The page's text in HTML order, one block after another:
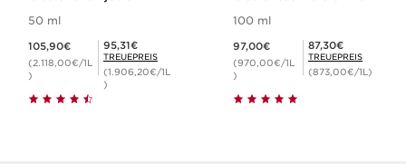
(nachfüllbar)
50 ml
105,90€
(2.118,00€/1L
)
Mitgliederpreis 95,31€
95,31€
TREUEPREIS
(1.906,20€/1L
)
100 ml
97,00€
(970,00€/1L
)
Mitgliederpreis 87,30€
87,30€
TREUEPREIS
(873,00€/1L)